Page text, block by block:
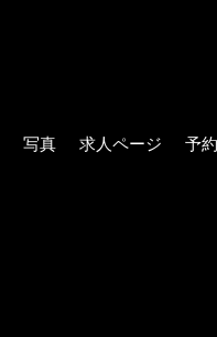
写真 求人ページ 予約